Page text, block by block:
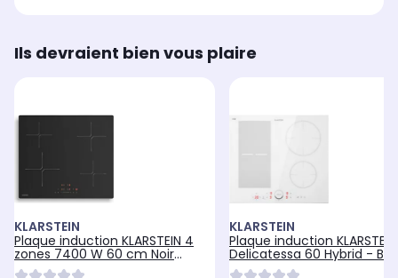
Ils devraient bien vous plaire
KLARSTEIN
Plaque induction KLARSTEIN 4
zones 7400 W 60 cm Noir
PowerGlide
KLARSTEIN
Plaque induction KLARSTEIN
Delicatessa 60 Hybrid -